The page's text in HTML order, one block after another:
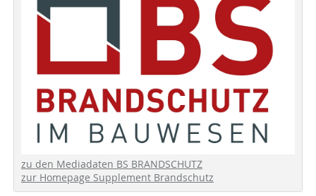
zu den Mediadaten BS BRANDSCHUTZ
zur Homepage Supplement Brandschutz